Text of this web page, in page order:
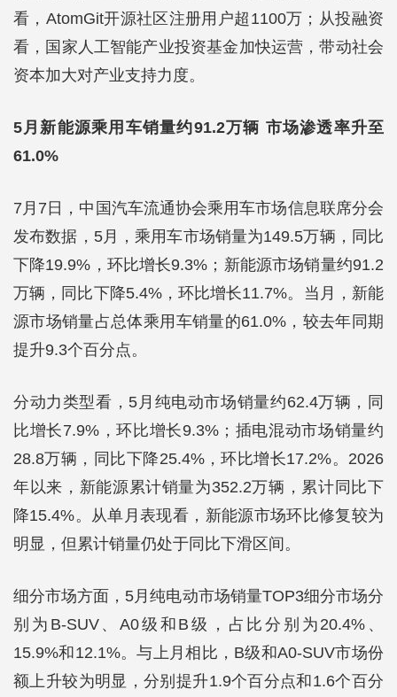
看，AtomGit开源社区注册用户超1100万；从投融资
看，国家人工智能产业投资基金加快运营，带动社会
资本加大对产业支持力度。
5月新能源乘用车销量约91.2万辆 市场渗透率升至
61.0%
7月7日，中国汽车流通协会乘用车市场信息联席分会
发布数据，5月，乘用车市场销量为149.5万辆，同比
下降19.9%，环比增长9.3%；新能源市场销量约91.2
万辆，同比下降5.4%，环比增长11.7%。当月，新能
源市场销量占总体乘用车销量的61.0%，较去年同期
提升9.3个百分点。
分动力类型看，5月纯电动市场销量约62.4万辆，同
比增长7.9%，环比增长9.3%；插电混动市场销量约
28.8万辆，同比下降25.4%，环比增长17.2%。2026
年以来，新能源累计销量为352.2万辆，累计同比下
降15.4%。从单月表现看，新能源市场环比修复较为
明显，但累计销量仍处于同比下滑区间。
细分市场方面，5月纯电动市场销量TOP3细分市场分
别为B-SUV、A0级和B级，占比分别为20.4%、
15.9%和12.1%。与上月相比，B级和A0-SUV市场份
额上升较为明显，分别提升1.9个百分点和1.6个百分